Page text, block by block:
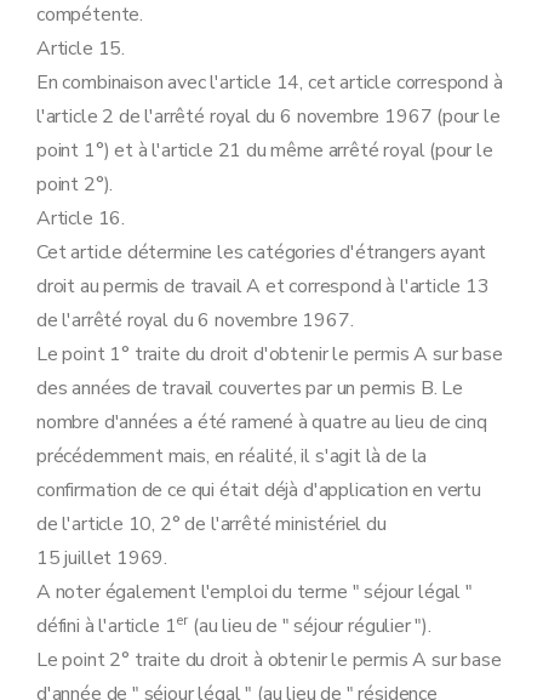
compétente.
Article 15.
En combinaison avec l'article 14, cet article correspond à
l'article 2 de l'arrêté royal du 6 novembre 1967 (pour le
point 1°) et à l'article 21 du même arrêté royal (pour le
point 2°).
Article 16.
Cet article détermine les catégories d'étrangers ayant
droit au permis de travail A et correspond à l'article 13
de l'arrêté royal du 6 novembre 1967.
Le point 1° traite du droit d'obtenir le permis A sur base
des années de travail couvertes par un permis B. Le
nombre d'années a été ramené à quatre au lieu de cinq
précédemment mais, en réalité, il s'agit là de la
confirmation de ce qui était déjà d'application en vertu
de l'article 10, 2° de l'arrêté ministériel du
15 juillet 1969.
A noter également l'emploi du terme " séjour légal "
défini à l'article 1er (au lieu de " séjour régulier ").
Le point 2° traite du droit à obtenir le permis A sur base
d'année de " séjour légal " (au lieu de " résidence